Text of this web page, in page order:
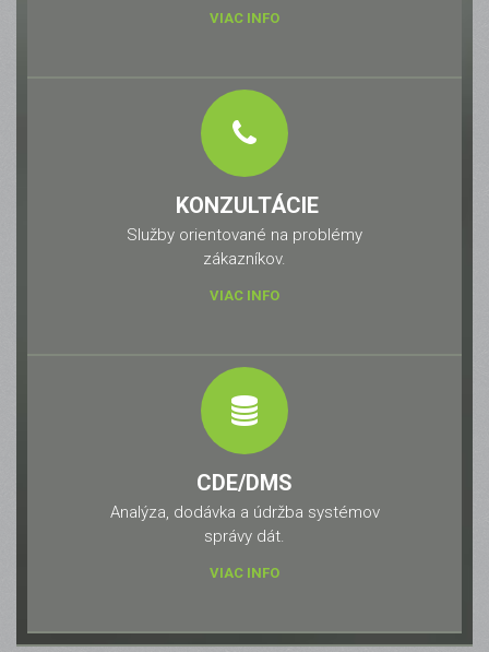
VIAC INFO
KONZULTÁCIE
Služby orientované na problémy
zákazníkov.
VIAC INFO
CDE/DMS
Analýza, dodávka a údržba systémov
správy dát.
VIAC INFO